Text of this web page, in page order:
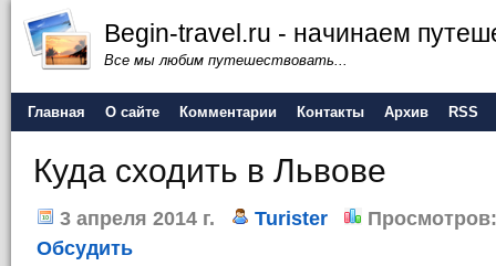
Begin-travel.ru - начинаем
Все мы любим путешествовать...
Главная О сайте Комментарии Контакты Архив RSS
Куда сходить в Львове
3 апреля 2014 г. Turister
Просмотров:
Обсудить